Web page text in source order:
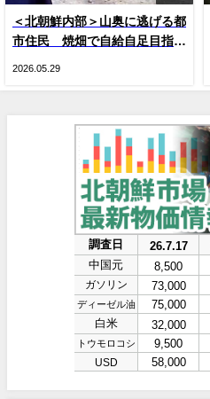
＜北朝鮮内部＞山奥に逃げる都
市住民 焼畑で自給自足目指す
2026.05.29